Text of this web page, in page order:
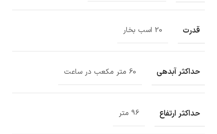
قدرت 20 اسب بخار
حداکثر آبدهی 60 متر مکعب در ساعت
حداکثر ارتفاع 96 متر